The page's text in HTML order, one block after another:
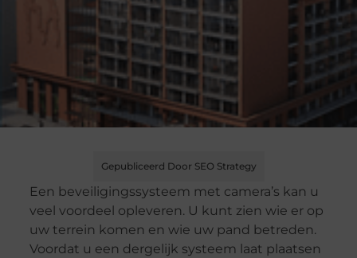
Gepubliceerd Door SEO Strategy
Een beveiligingssysteem met camera’s kan u
veel voordeel opleveren. U kunt zien wie er op
uw terrein komen en wie uw pand betreden.
Voordat u een dergelijk systeem laat plaatsen